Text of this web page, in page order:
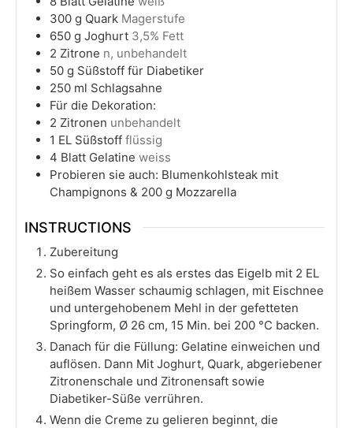
300 g Quark Magerstufe
650 g Joghurt 3,5% Fett
2 Zitrone n, unbehandelt
50 g Süßstoff für Diabetiker
250 ml Schlagsahne
Für die Dekoration:
2 Zitronen unbehandelt
1 EL Süßstoff flüssig
4 Blatt Gelatine weiss
Probieren sie auch: Blumenkohlsteak mit
Champignons & 200 g Mozzarella
INSTRUCTIONS
Zubereitung
So einfach geht es als erstes das Eigelb mit 2 EL
heißem Wasser schaumig schlagen, mit Eischnee
und untergehobenem Mehl in der gefetteten
Springform, Ø 26 cm, 15 Min. bei 200 °C backen.
Danach für die Füllung: Gelatine einweichen und
auflösen. Dann Mit Joghurt, Quark, abgeriebener
Zitronenschale und Zitronensaft sowie
Diabetiker-Süße verrühren.
Wenn die Creme zu gelieren beginnt, die